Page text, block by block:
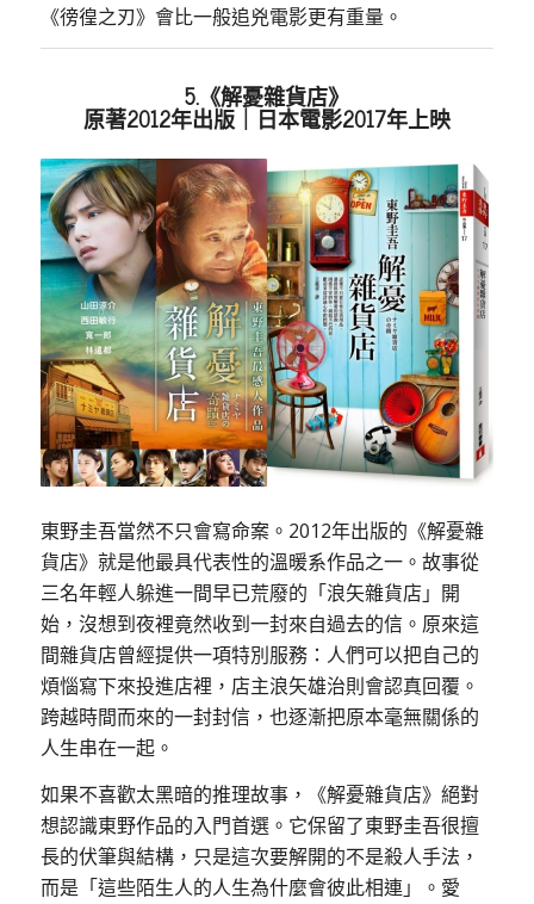
《徬徨之刃》會比一般追兇電影更有重量。
5.《解憂雜貨店》
原著2012年出版｜日本電影2017年上映
東野圭吾當然不只會寫命案。2012年出版的《解憂雜
貨店》就是他最具代表性的溫暖系作品之一。故事從
三名年輕人躲進一間早已荒廢的「浪矢雜貨店」開
始，沒想到夜裡竟然收到一封來自過去的信。原來這
間雜貨店曾經提供一項特別服務：人們可以把自己的
煩惱寫下來投進店裡，店主浪矢雄治則會認真回覆。
跨越時間而來的一封封信，也逐漸把原本毫無關係的
人生串在一起。
如果不喜歡太黑暗的推理故事，《解憂雜貨店》絕對
想認識東野作品的入門首選。它保留了東野圭吾很擅
長的伏筆與結構，只是這次要解開的不是殺人手法，
而是「這些陌生人的人生為什麼會彼此相連」。愛